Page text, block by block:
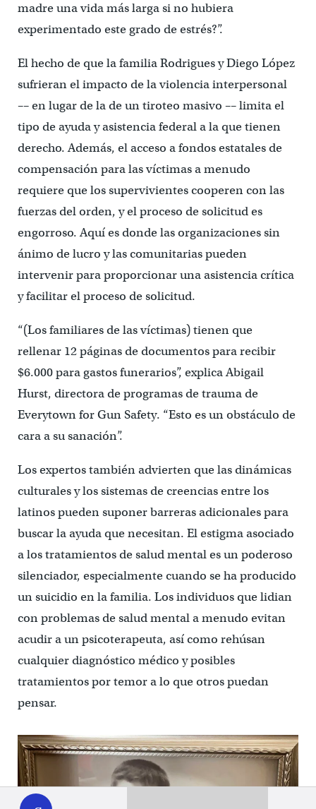
WHYY
play
madre una vida más larga si no hubiera
experimentado este grado de estrés?”.
El hecho de que la familia Rodrigues y Diego López
sufrieran el impacto de la violencia interpersonal
–– en lugar de la de un tiroteo masivo –– limita el
tipo de ayuda y asistencia federal a la que tienen
derecho. Además, el acceso a fondos estatales de
compensación para las víctimas a menudo
requiere que los supervivientes cooperen con las
fuerzas del orden, y el proceso de solicitud es
engorroso. Aquí es donde las organizaciones sin
ánimo de lucro y las comunitarias pueden
intervenir para proporcionar una asistencia crítica
y facilitar el proceso de solicitud.
“(Los familiares de las víctimas) tienen que
rellenar 12 páginas de documentos para recibir
$6.000 para gastos funerarios”, explica Abigail
Hurst, directora de programas de trauma de
Everytown for Gun Safety. “Esto es un obstáculo de
cara a su sanación”.
Los expertos también advierten que las dinámicas
culturales y los sistemas de creencias entre los
latinos pueden suponer barreras adicionales para
buscar la ayuda que necesitan. El estigma asociado
a los tratamientos de salud mental es un poderoso
silenciador, especialmente cuando se ha producido
un suicidio en la familia. Los individuos que lidian
con problemas de salud mental a menudo evitan
acudir a un psicoterapeuta, así como rehúsan
cualquier diagnóstico médico y posibles
tratamientos por temor a lo que otros puedan
pensar.